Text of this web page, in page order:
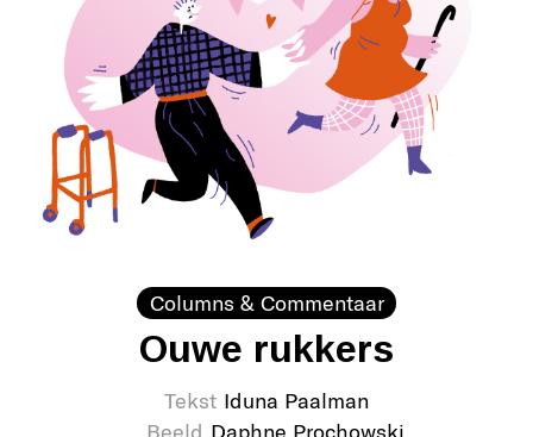
Columns & Commentaar
Ouwe rukkers
Tekst Iduna Paalman
Beeld Daphne Prochowski